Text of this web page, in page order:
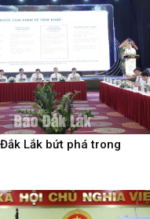
Lắk bứt phá trong